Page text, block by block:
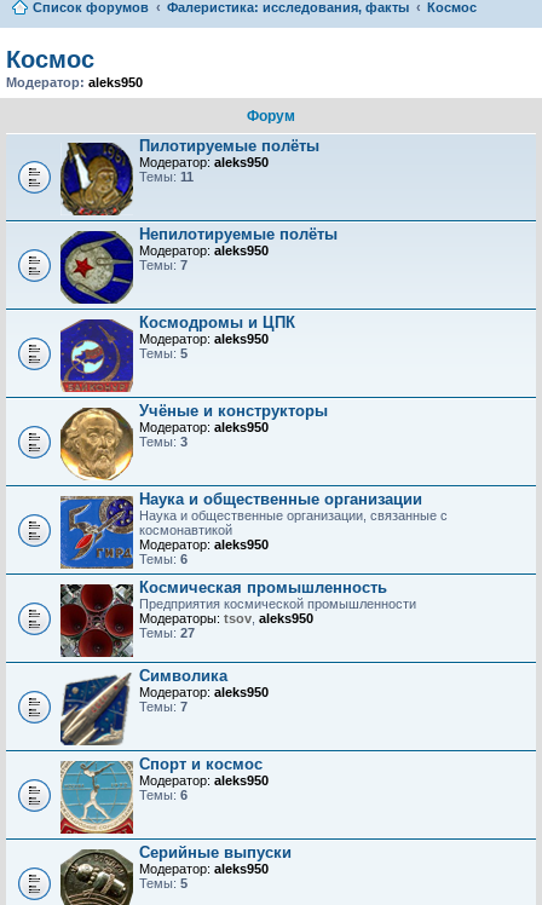
Список форумов Фалеристика: исследования, факты Космос
Космос
Модератор: aleks950
Форум
Пилотируемые полёты
Модератор: aleks950
Темы: 11
Непилотируемые полёты
Модератор: aleks950
Темы: 7
Космодромы и ЦПК
Модератор: aleks950
Темы: 5
Учёные и конструкторы
Модератор: aleks950
Темы: 3
Наука и общественные организации
Наука и общественные организации, связанные с
космонавтикой
Модератор: aleks950
Темы: 6
Космическая промышленность
Предприятия космической промышленности
Модераторы: tsov aleks950
Темы: 27
Символика
Модератор: aleks950
Темы: 7
Спорт и космос
Модератор: aleks950
Темы: 6
Серийные выпуски
Модератор: aleks950
Темы: 5